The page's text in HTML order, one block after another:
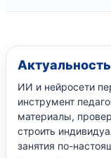
ИИ и нейросети
инструмент
материалы,
строить
занятия по-